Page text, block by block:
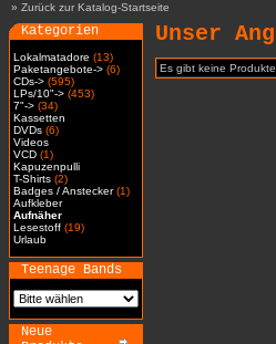
» Zurück zur Katalog-Startseite
Kategorien
Lokalmatadore (13)
Paketangebote-> (6)
CDs-> (595)
LPs/10"-> (453)
7"-> (34)
Kassetten
DVDs (6)
Videos
VCD (1)
Kapuzenpulli
T-Shirts (2)
Badges / Anstecker(1)
Aufkleber
Aufnäher
Lesestoff (19)
Urlaub
Teenage Bands
Neue
Unser
Es gibt keine